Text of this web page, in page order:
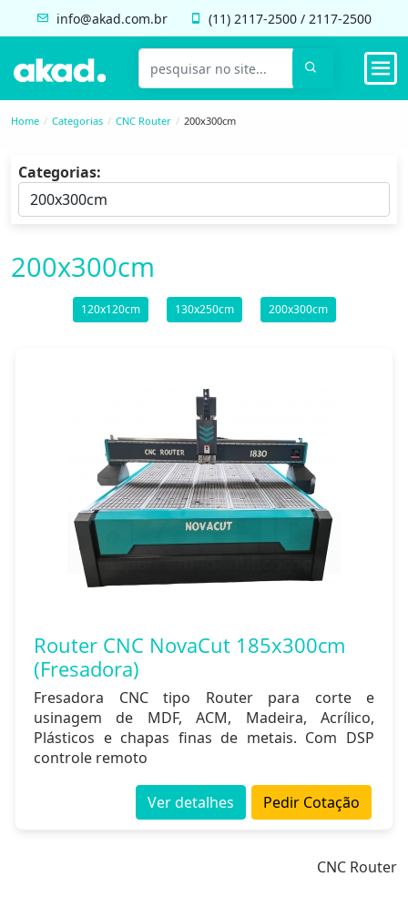
info@akad.com.br (11) 2117-2500 / 2117-2500
Home Categorias CNC Router 200x300cm
Categorias:
200x300cm
120x120cm 130x250cm 200x300cm
Router CNC NovaCut 185x300cm
(Fresadora)
Fresadora CNC tipo Router para corte e
usinagem de MDF, ACM, Madeira, Acrílico,
Plásticos e chapas finas de metais. Com DSP
controle remoto
Pedir Cotação
Ver detalhes
CNC Router